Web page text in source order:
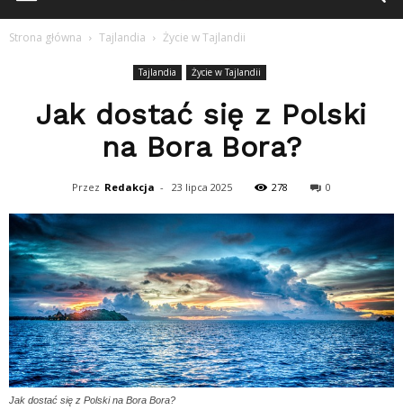
Strona główna Tajlandia Życie w Tajlandii
Tajlandia Życie w Tajlandii
Jak dostać się z Polski
na Bora Bora?
Przez Redakcja - 23 lipca 2025 278 0
Jak dostać się z Polski na Bora Bora?